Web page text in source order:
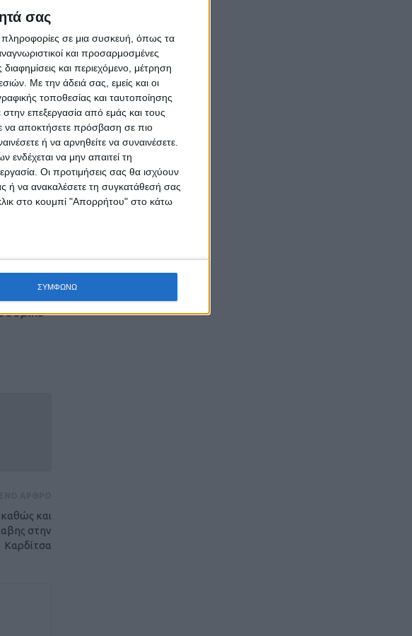
σας
πληροφορίες σε μια συσκευή, όπως τα
και προσαρμοσμένες
και περιεχόμενο, μέτρηση
Με την άδειά σας, εμείς και οι
τοποθεσίας και ταυτοποίησης
επεξεργασία από εμάς και τους
να αποκτήσετε πρόσβαση σε πιο
ή να αρνηθείτε να συναινέσετε.
να μην απαιτεί τη
Οι προτιμήσεις σας θα ισχύουν
ή να ανακαλέσετε τη συγκατάθεσή σας
στο κουμπί "Απορρήτου" στο κάτω
ΣΥΜΦΩΝΩ
στην
όλες
και
στην
Καρδίτσα